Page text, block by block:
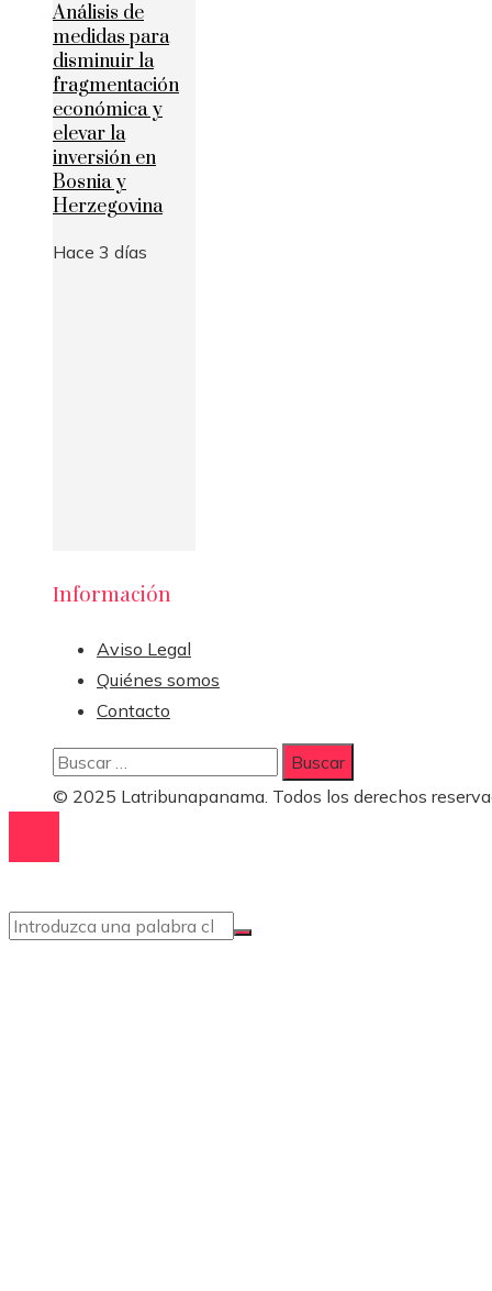
Análisis de
medidas para
disminuir la
fragmentación
económica y
elevar la
inversión en
Bosnia y
Herzegovina
Hace 3 días
Información
Aviso Legal
Quiénes somos
Contacto
Buscar:
© 2025 Latribunapanama. Todos los derechos